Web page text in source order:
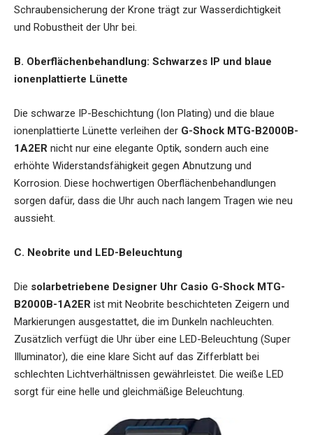
Schraubensicherung der Krone trägt zur Wasserdichtigkeit
und Robustheit der Uhr bei.
B. Oberflächenbehandlung: Schwarzes IP und blaue
ionenplattierte Lünette
Die schwarze IP-Beschichtung (Ion Plating) und die blaue
ionenplattierte Lünette verleihen der G-Shock MTG-B2000B-
1A2ER nicht nur eine elegante Optik, sondern auch eine
erhöhte Widerstandsfähigkeit gegen Abnutzung und
Korrosion. Diese hochwertigen Oberflächenbehandlungen
sorgen dafür, dass die Uhr auch nach langem Tragen wie neu
aussieht.
C. Neobrite und LED-Beleuchtung
Die solarbetriebene Designer Uhr Casio G-Shock MTG-
B2000B-1A2ER ist mit Neobrite beschichteten Zeigern und
Markierungen ausgestattet, die im Dunkeln nachleuchten.
Zusätzlich verfügt die Uhr über eine LED-Beleuchtung (Super
Illuminator), die eine klare Sicht auf das Zifferblatt bei
schlechten Lichtverhältnissen gewährleistet. Die weiße LED
sorgt für eine helle und gleichmäßige Beleuchtung.